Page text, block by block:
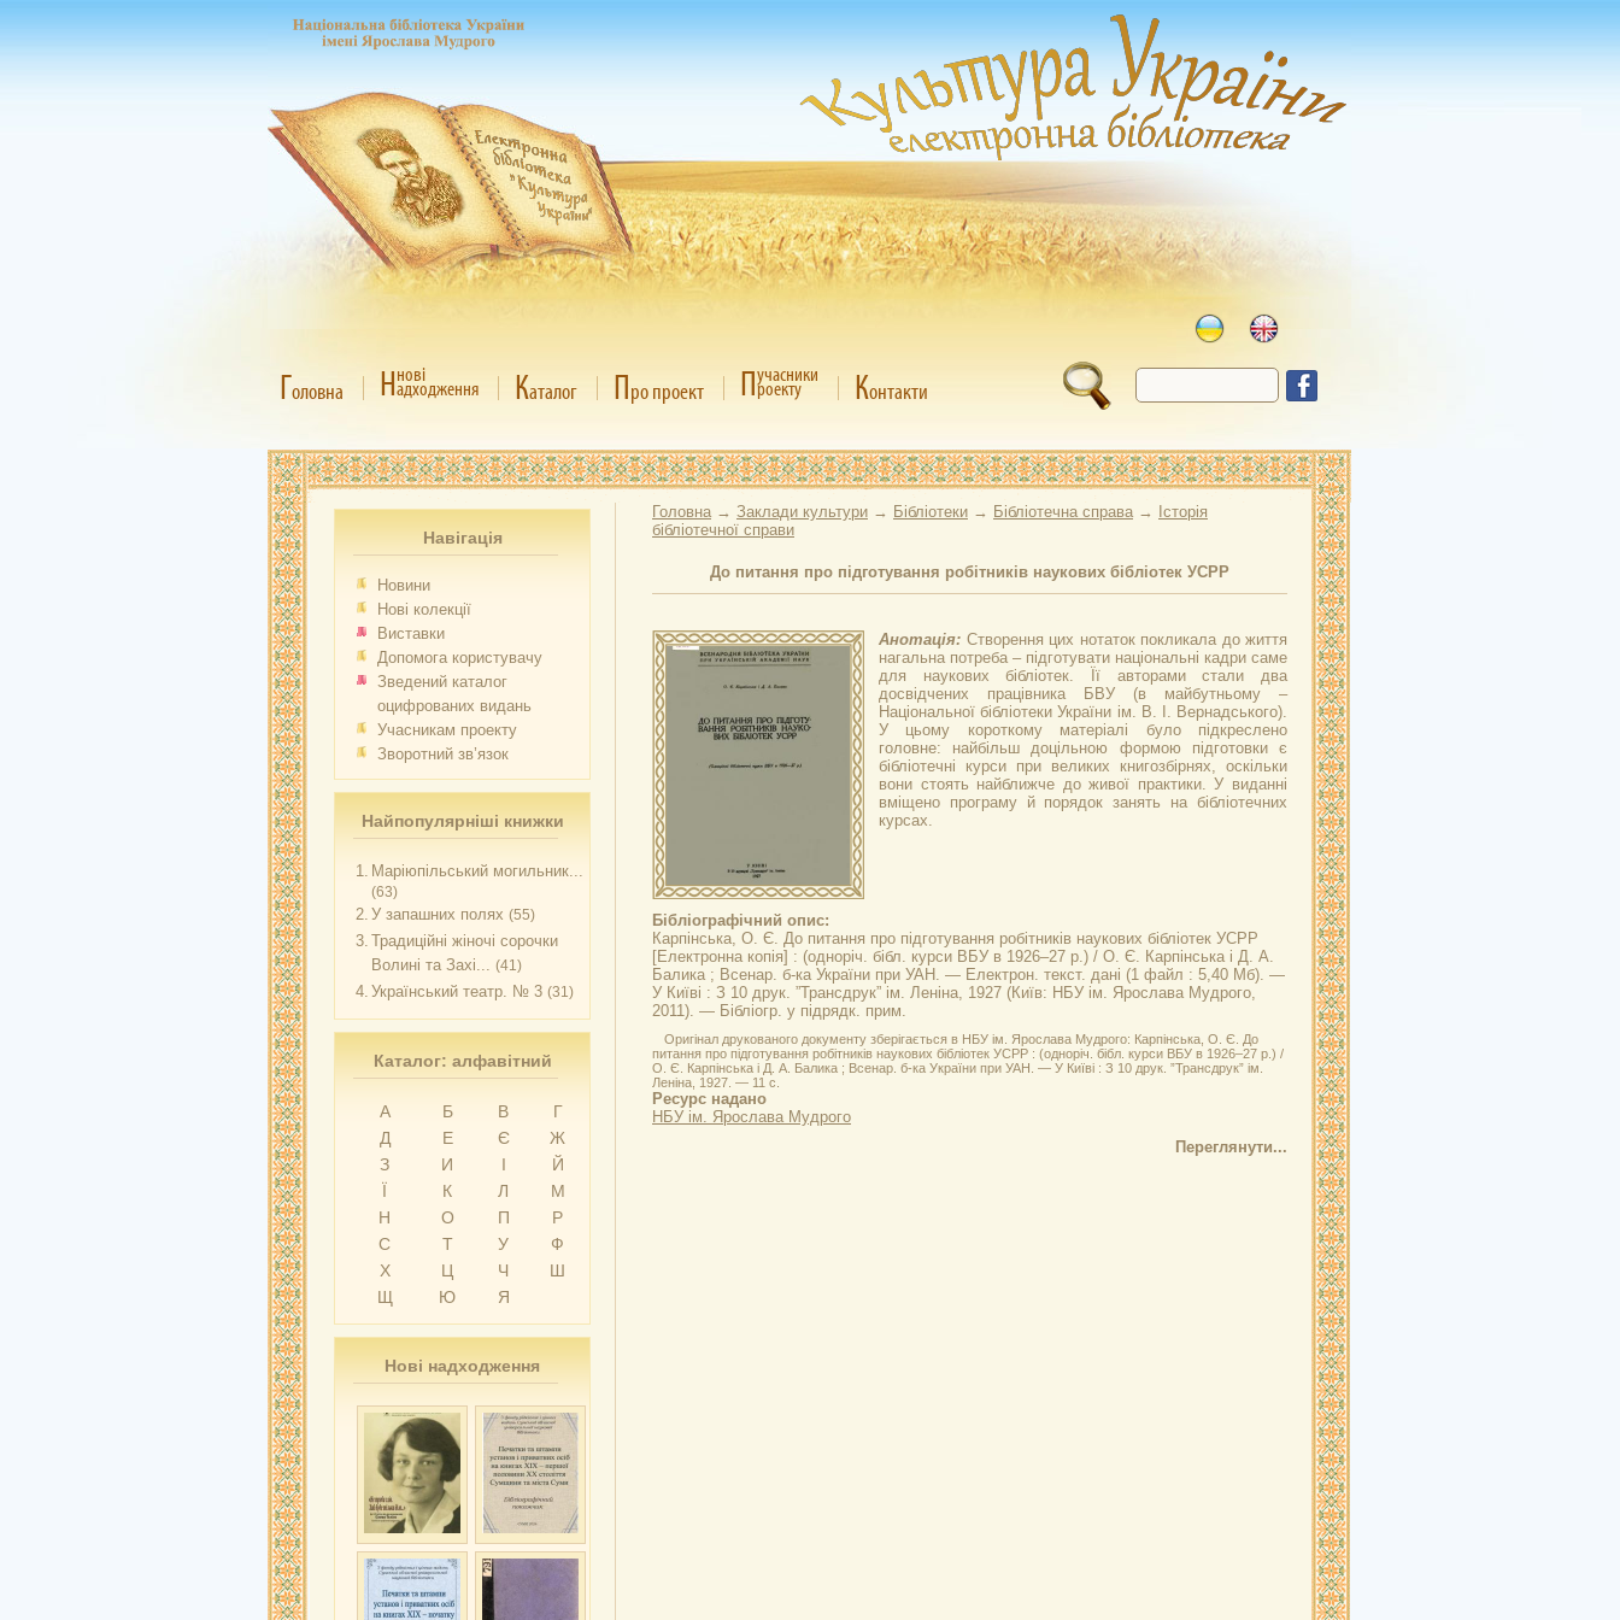
Головна Ннові
адходження Каталог Про проект Пучасники
роекту Контакти
Навігація
Новини
Нові колекції
Виставки
Допомога користувачу
Зведений каталог
оцифрованих видань
Учасникам проекту
Зворотний зв’язок
Найпопулярніші книжки
1. Маріюпільський могильник...
(63)
2. У запашних полях (55)
3. Традиційні жіночі сорочки
Волині та Захі... (41)
4. Український театр. № 3 (31)
Каталог: алфавітний
А Б В
Г
Д
Е Є
Ж
З
И І
Й
Ї
К Л
М
Н
О П
Р
С
Т У
Ф
Х
Ц Ч
Ш
Щ
Ю Я
Нові надходження
Головна → Заклади культури → Бібліотеки → Бібліотечна справа →
Історія
бібліотечної справи
До питання про підготування робітників наукових бібліотек УСРР
Анотація: Створення цих нотаток покликала до життя
нагальна потреба – підготувати національні кадри саме
для наукових бібліотек. Її авторами стали два
досвідчених працівника БВУ (в майбутньому –
Національної бібліотеки України ім. В. І. Вернадського).
У цьому короткому матеріалі було підкреслено
головне: найбільш доцільною формою підготовки є
бібліотечні курси при великих книгозбірнях, оскільки
вони стоять найближче до живої практики. У виданні
вміщено програму й порядок занять на бібліотечних
курсах.
Бібліографічний опис:
Карпінська, О. Є. До питання про підготування робітників наукових бібліотек УСРР
[Електронна копія] : (одноріч. бібл. курси ВБУ в 1926–27 р.) / О. Є. Карпінська і Д. А.
Балика ; Всенар. б-ка України при УАН. — Електрон. текст. дані (1 файл : 5,40 Мб). —
У Київі : З 10 друк. ”Трансдрук” ім. Леніна, 1927 (Київ: НБУ ім. Ярослава Мудрого,
2011). — Бібліогр. у підрядк. прим.
Оригінал друкованого документу зберігається в НБУ ім. Ярослава Мудрого: Карпінська, О. Є. До
питання про підготування робітників наукових бібліотек УСРР : (одноріч. бібл. курси ВБУ в 1926–27 р.) /
О. Є. Карпінська і Д. А. Балика ; Всенар. б-ка України при УАН. — У Київі : З 10 друк. ”Трансдрук” ім.
Леніна, 1927. — 11 с.
Ресурс надано
НБУ ім. Ярослава Мудрого
Переглянути...